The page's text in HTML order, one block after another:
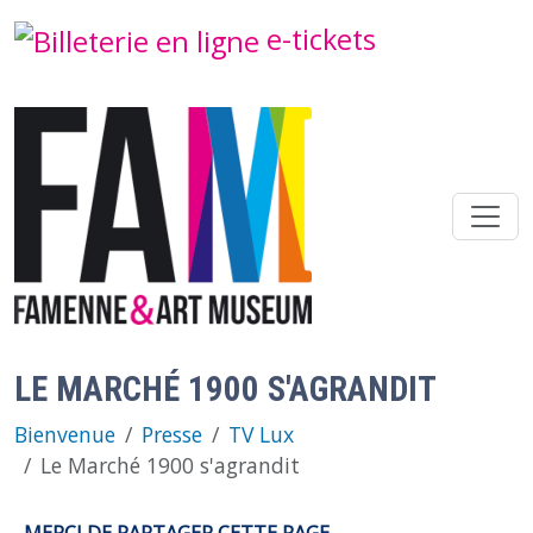
e-tickets
LE MARCHÉ 1900 S'AGRANDIT
Bienvenue Presse
TV Lux
Le Marché 1900 s'agrandit